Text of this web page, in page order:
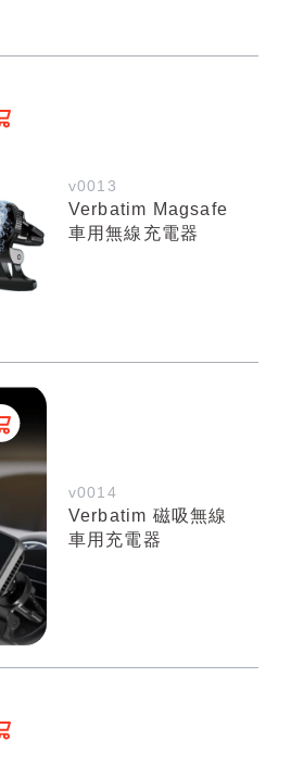
v0013
Verbatim Magsafe
車用無線充電器
v0014
Verbatim 磁吸無線
車用充電器